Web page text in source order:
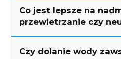
zakresu docelowego.
Kąpiel przy podwyższonym
ryzykiem podrażnień oczu i
komfortu. Powrót do
po spadku chloru do
roboczym.
Co jest lepsze na
przewietrzanie czy
Przewietrzanie i działanie
najprostsza metoda,
Czy dolanie wody